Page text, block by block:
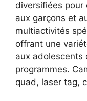
diversifiées pour
aux garçons et
multiactivités
offrant une
aux adolescents
programmes.
quad, laser tag,